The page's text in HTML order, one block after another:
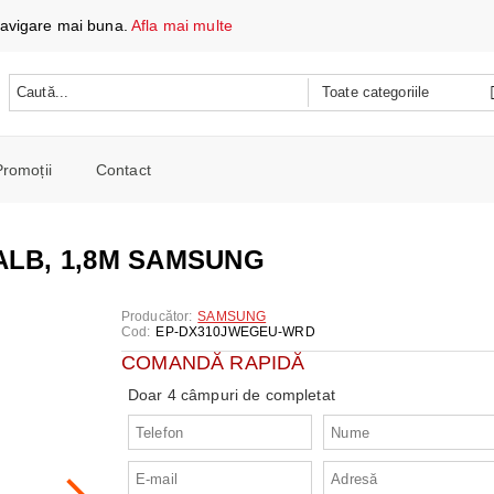
ȘI ÎNCĂRCARE
COMBINE FRIGORIFICE
și video
Contact
1,8M SAMSUNG
Producător: SAMSUNG
Cod: EP-DX310JWEGEU-WRD
COMANDĂ RAPIDĂ
Doar 4 câmpuri de completat
mai buna.Afla mai multe